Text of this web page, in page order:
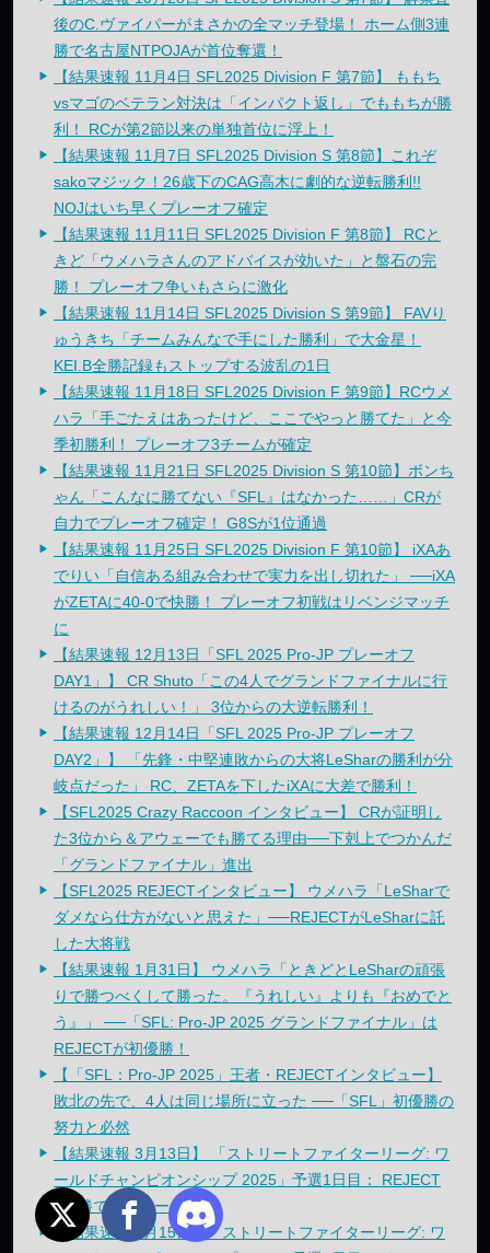
後のC.ヴァイパーがまさかの全マッチ登場！ ホーム側3連
勝で名古屋NTPOJAが首位奪還！
【結果速報 11月4日 SFL2025 Division F 第7節】 ももち
vsマゴのベテラン対決は「インパクト返し」でももちが勝
利！ RCが第2節以来の単独首位に浮上！
【結果速報 11月7日 SFL2025 Division S 第8節】これぞ
sakoマジック！26歳下のCAG高木に劇的な逆転勝利!!
NOJはいち早くプレーオフ確定
【結果速報 11月11日 SFL2025 Division F 第8節】 RCと
きど「ウメハラさんのアドバイスが効いた」と盤石の完
勝！ プレーオフ争いもさらに激化
【結果速報 11月14日 SFL2025 Division S 第9節】 FAVり
ゅうきち「チームみんなで手にした勝利」で大金星！
KEI.B全勝記録もストップする波乱の1日
【結果速報 11月18日 SFL2025 Division F 第9節】RCウメ
ハラ「手ごたえはあったけど、ここでやっと勝てた」と今
季初勝利！ プレーオフ3チームが確定
【結果速報 11月21日 SFL2025 Division S 第10節】ボンち
ゃん「こんなに勝てない『SFL』はなかった……」CRが
自力でプレーオフ確定！ G8Sが1位通過
【結果速報 11月25日 SFL2025 Division F 第10節】 iXAあ
でりい「自信ある組み合わせで実力を出し切れた」 ──iXA
がZETAに40-0で快勝！ プレーオフ初戦はリベンジマッチ
に
【結果速報 12月13日「SFL 2025 Pro-JP プレーオフ
DAY1」】 CR Shuto「この4人でグランドファイナルに行
けるのがうれしい！」 3位からの大逆転勝利！
【結果速報 12月14日「SFL 2025 Pro-JP プレーオフ
DAY2」】 「先鋒・中堅連敗からの大将LeSharの勝利が分
岐点だった」 RC、ZETAを下したiXAに大差で勝利！
【SFL2025 Crazy Raccoon インタビュー】 CRが証明し
た3位から＆アウェーでも勝てる理由──下剋上でつかんだ
「グランドファイナル」進出
【SFL2025 REJECTインタビュー】 ウメハラ「LeSharで
ダメなら仕方がないと思えた」──REJECTがLeSharに託
した大将戦
【結果速報 1月31日】 ウメハラ「ときどとLeSharの頑張
りで勝つべくして勝った。『うれしい』よりも『おめでと
う』」 ──「SFL: Pro-JP 2025 グランドファイナル」は
REJECTが初優勝！
【「SFL：Pro-JP 2025」王者・REJECTインタビュー】
敗北の先で、4人は同じ場所に立った ──「SFL」初優勝の
努力と必然
【結果速報 3月13日】 「ストリートファイターリーグ: ワ
ールドチャンピオンシップ 2025」予選1日目： REJECT
が2勝で一歩リード！
【結果速報 3月15日】「ストリートファイターリーグ: ワ